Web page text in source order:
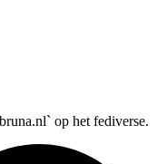
op het fediverse.